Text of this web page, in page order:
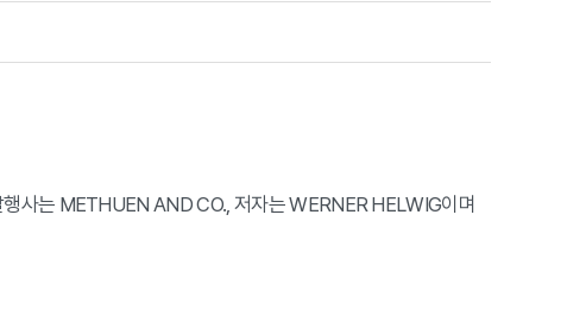
사는 METHUEN AND CO., 저자는 WERNER HELWIG이며